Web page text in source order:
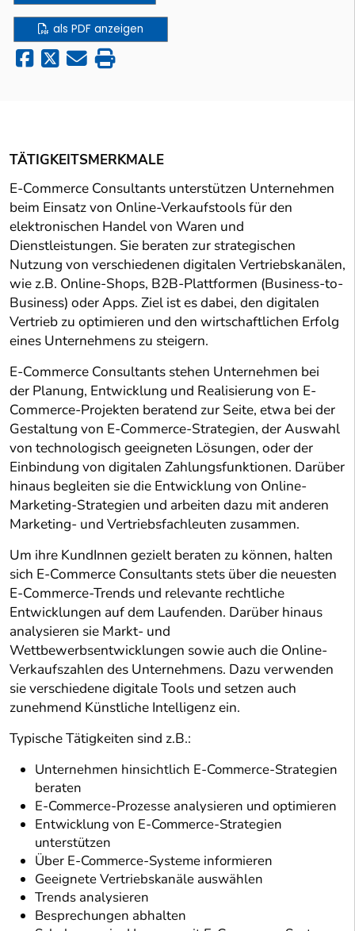
als PDF anzeigen
TÄTIGKEITSMERKMALE
E-Commerce Consultants unterstützen Unternehmen
beim Einsatz von Online-Verkaufstools für den
elektronischen Handel von Waren und
Dienstleistungen. Sie beraten zur strategischen
Nutzung von verschiedenen digitalen Vertriebskanälen,
wie z.B. Online-Shops, B2B-Plattformen (Business-to-
Business) oder Apps. Ziel ist es dabei, den digitalen
Vertrieb zu optimieren und den wirtschaftlichen Erfolg
eines Unternehmens zu steigern.
E-Commerce Consultants stehen Unternehmen bei
der Planung, Entwicklung und Realisierung von E-
Commerce-Projekten beratend zur Seite, etwa bei der
Gestaltung von E-Commerce-Strategien, der Auswahl
von technologisch geeigneten Lösungen, oder der
Einbindung von digitalen Zahlungsfunktionen. Darüber
hinaus begleiten sie die Entwicklung von Online-
Marketing-Strategien und arbeiten dazu mit anderen
Marketing- und Vertriebsfachleuten zusammen.
Um ihre KundInnen gezielt beraten zu können, halten
sich E-Commerce Consultants stets über die neuesten
E-Commerce-Trends und relevante rechtliche
Entwicklungen auf dem Laufenden. Darüber hinaus
analysieren sie Markt- und
Wettbewerbsentwicklungen sowie auch die Online-
Verkaufszahlen des Unternehmens. Dazu verwenden
sie verschiedene digitale Tools und setzen auch
zunehmend Künstliche Intelligenz ein.
Typische Tätigkeiten sind z.B.:
Unternehmen hinsichtlich E-Commerce-Strategien
beraten
E-Commerce-Prozesse analysieren und optimieren
Entwicklung von E-Commerce-Strategien
unterstützen
Über E-Commerce-Systeme informieren
Geeignete Vertriebskanäle auswählen
Trends analysieren
Besprechungen abhalten